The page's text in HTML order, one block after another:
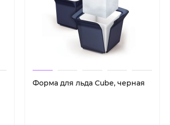
Форма для льда Cube, черная